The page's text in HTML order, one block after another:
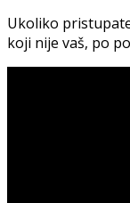
Ukoliko
koji nije vaš, po